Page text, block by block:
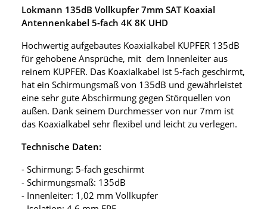
Lokmann 135dB Vollkupfer 7mm SAT Koaxial
Antennenkabel 5-fach 4K 8K UHD
Hochwertig aufgebautes Koaxialkabel KUPFER 135dB
für gehobene Ansprüche, mit dem Innenleiter aus
reinem KUPFER. Das Koaxialkabel ist 5-fach geschirmt,
hat ein Schirmungsmaß von 135dB und gewährleistet
eine sehr gute Abschirmung gegen Störquellen von
außen. Dank seinem Durchmesser von nur 7mm ist
das Koaxialkabel sehr flexibel und leicht zu verlegen.
Technische Daten:
- Schirmung: 5-fach geschirmt
- Schirmungsmaß: 135dB
- Innenleiter: 1,02 mm Vollkupfer